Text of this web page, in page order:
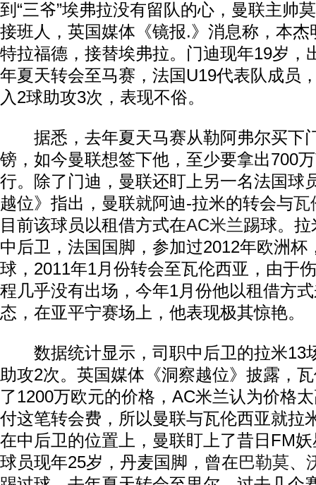
到“三爷”埃弗拉没有留队的心，曼联主帅
接班人，英国媒体《镜报.》消息称，本
特拉福德，接替埃弗拉。门迪现年19岁，
年夏天转会至马赛，法国U19代表队成员
入2球助攻3次，表现不俗。
据悉，去年夏天马赛从勒阿弗尔买下
镑，如今曼联想签下他，至少要拿出700
行。除了门迪，曼联还盯上另一名法国球
越位》指出，曼联就阿迪-拉米的转会与瓦
目前该球员以租借方式在AC米兰踢球。
中后卫，法国国脚，参加过2012年欧洲杯
球，2011年1月份转会至瓦伦西亚，由于
程几乎没有出场，今年1月份他以租借方
态，在亚平宁赛场上，他表现极其惊艳。
数据统计显示，司职中后卫的拉米13
助攻2次。英国媒体《洞察越位》披露，
了1200万欧元的价格，AC米兰认为价格
付这笔转会费，所以曼联与瓦伦西亚就拉
在中后卫的位置上，曼联盯上了昔日FM
球员现年25岁，丹麦国脚，曾在巴勒莫、